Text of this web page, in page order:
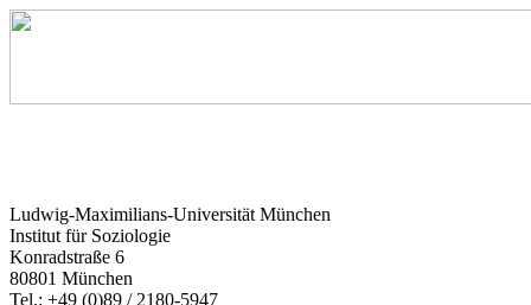
Ludwig-Maximilians-Universität München
Institut für Soziologie
Konradstraße 6
80801 München
Tel.: +49 (0)89 / 2180-5947